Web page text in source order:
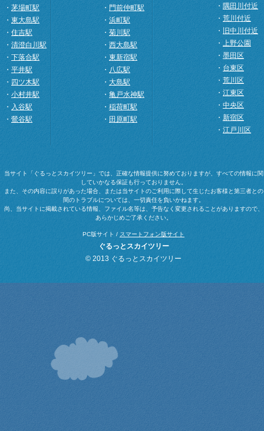
・ 茅場町駅 ・ 門前仲町駅
・ 東大島駅 ・ 浜町駅
・ 住吉駅 ・ 菊川駅
・ 清澄白川駅 ・ 西大島駅
・ 下落合駅 ・ 東新宿駅
・ 平井駅 ・ 八広駅
・ 四ツ木駅 ・ 大島駅
・ 小村井駅 ・ 亀戸水神駅
・ 入谷駅 ・ 稲荷町駅
・ 鶯谷駅 ・ 田原町駅
・ 隅田川付近
・ 荒川付近
・
旧中川付近
・ 上野公園
・ 墨田区
・ 台東区
・ 荒川区
・ 江東区
・ 中央区
・ 新宿区
・ 江戸川区
当サイト「ぐるっとスカイツリー」では、正確な情報提供に努めておりますが、すべての情報に関
していかなる保証も行っておりません。
また、その内容に誤りがあった場合、または当サイトのご利用に際して生じたお客様と第三者との
間のトラブルについては、一切責任を負いかねます。
尚、当サイトに掲載されている情報、ファイル名等は、予告なく変更されることがありますので、
あらかじめご了承ください。
PC版サイト / スマートフォン版サイト
ぐるっとスカイツリー
© 2013 ぐるっとスカイツリー